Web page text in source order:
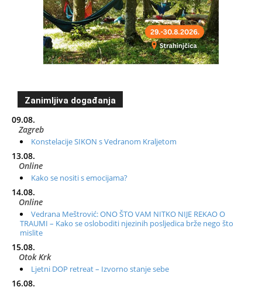
Zanimljiva događanja
09.08.
Zagreb
Konstelacije SIKON s Vedranom Kraljetom
13.08.
Online
Kako se nositi s emocijama?
14.08.
Online
Vedrana Meštrović: ONO ŠTO VAM NITKO NIJE REKAO O
TRAUMI – Kako se osloboditi njezinih posljedica brže nego što
mislite
15.08.
Otok Krk
Ljetni DOP retreat – Izvorno stanje sebe
16.08.